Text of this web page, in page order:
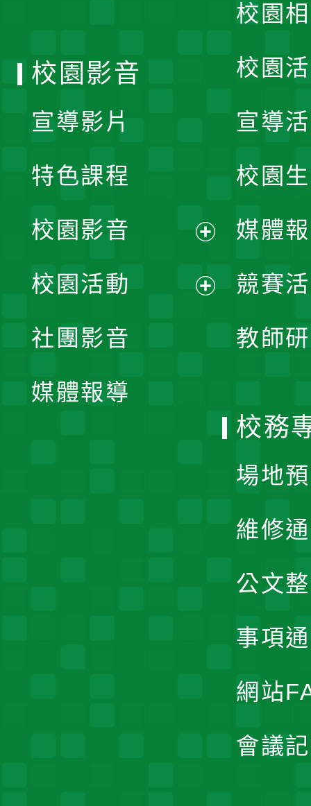
校園
校園
宣導
校園
媒體
競賽
教師
校園影音
宣導影片
特色課程
校園影音
開
校園活動
社團影音
媒體報導
校務
場地
維修
公文
事項
網站
會議